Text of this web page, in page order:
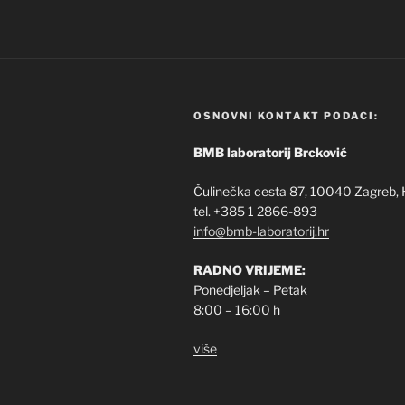
OSNOVNI KONTAKT PODACI:
BMB laboratorij Brcković
Čulinečka cesta 87, 10040 Zagreb,
tel. +385 1 2866-893
info@bmb-laboratorij.hr
RADNO VRIJEME:
Ponedjeljak – Petak
8:00 – 16:00 h
više